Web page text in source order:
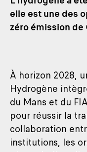
elle est une des
zéro émission de
À horizon 2028,
Hydrogène
du Mans et du
pour réussir la
collaboration
institutions, les